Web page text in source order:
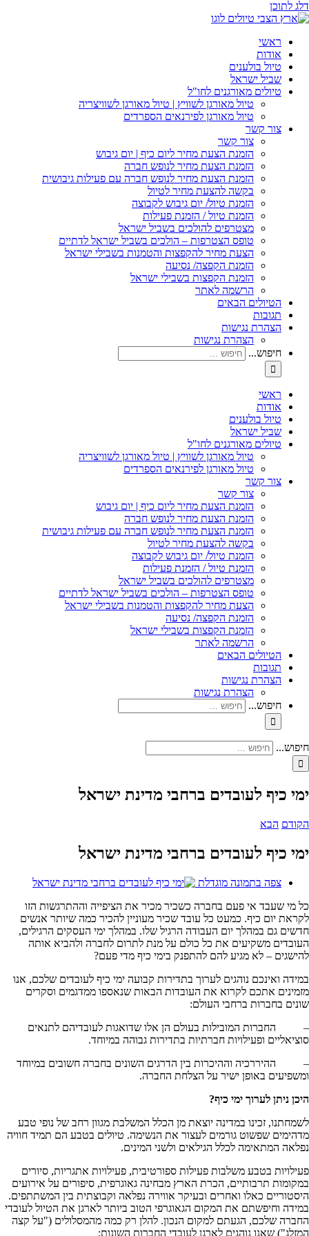
דלג לתוכן
ראשי
אודות
טיול בולענים
שביל ישראל
טיולים מאורגנים לחו"ל
טיול מאורגן לשוויץ | טיול מאורגן לשוויצריה
טיול מאורגן לפירנאים הספרדים
צור קשר
צור קשר
הזמנת הצעת מחיר ליום כיף | יום גיבוש
הזמנת הצעת מחיר לנופש חברה
הזמנת הצעת מחיר לנופש חברה עם פעילות גיבושית
בקשה להצעת מחיר לטיול
הזמנת טיול/ יום גיבוש לקבוצה
הזמנת טיול / הזמנת פעילות
מצטרפים להולכים בשביל ישראל
טופס הצטרפות – הולכים בשביל ישראל לדתיים
הצעת מחיר להקפצות והטמנות בשבילי ישראל
הזמנת הקפצה/ נסיעה
הזמנת הקפצות בשבילי ישראל
הרשמה לאתר
הטיולים הבאים
תגובות
הצהרת נגישות
הצהרת נגישות
חיפוש...
ראשי
אודות
טיול בולענים
שביל ישראל
טיולים מאורגנים לחו"ל
טיול מאורגן לשוויץ | טיול מאורגן לשוויצריה
טיול מאורגן לפירנאים הספרדים
צור קשר
צור קשר
הזמנת הצעת מחיר ליום כיף | יום גיבוש
הזמנת הצעת מחיר לנופש חברה
הזמנת הצעת מחיר לנופש חברה עם פעילות גיבושית
בקשה להצעת מחיר לטיול
הזמנת טיול/ יום גיבוש לקבוצה
הזמנת טיול / הזמנת פעילות
מצטרפים להולכים בשביל ישראל
טופס הצטרפות – הולכים בשביל ישראל לדתיים
הצעת מחיר להקפצות והטמנות בשבילי ישראל
הזמנת הקפצה/ נסיעה
הזמנת הקפצות בשבילי ישראל
הרשמה לאתר
הטיולים הבאים
תגובות
הצהרת נגישות
הצהרת נגישות
חיפוש...
חיפוש...
ימי כיף לעובדים ברחבי מדינת ישראל
הקודם הבא
ימי כיף לעובדים ברחבי מדינת ישראל
צפה בתמונה מוגדלת
כל מי שעבד אי פעם בחברה כשכיר מכיר את הציפייה וההתרגשות הזו
לקראת יום כיף. כמעט כל עובד שכיר מעוניין להכיר כמה שיותר אנשים
חדשים גם במהלך יום העבודה הרגיל שלו. במהלך ימי העסקים הרגילים,
העובדים משקיעים את כל כולם על מנת לתרום לחברה ולהביא אותה
להישגים – לא מגיע להם להתפנק בימי כיף מדי פעם?
במידה ואינכם נוהגים לערוך בתדירות קבועה ימי כיף לעובדים שלכם, אנו
מזמינים אתכם לקרוא את העובדות הבאות שנאספו ממדגמים וסקרים
שונים בחברות ברחבי העולם:
– החברות המובילות בעולם הן אלו שדואגות לעובדיהם לתנאים
סוציאליים ופעילויות חברתיות בתדירות גבוהה במיוחד.
– ההיררכיה וההיכרות בין הדרגים השונים בחברה חשובים במיוחד
ומשפיעים באופן ישיר על הצלחת החברה.
היכן ניתן לערוך ימי כיף?
לשמחתנו, זכינו במדינה יוצאת מן הכלל המשלבת מגוון רחב של נופי טבע
מדהימים שפשוט גורמים לעצור את הנשימה. טיולים בטבע הם תמיד חוויה
נפלאה המתאימה לכלל הגילאים ולשני המינים.
פעילויות בטבע משלבות פעילות ספורטיבית, פעילויות אתגריות, סיורים
במקומות תרבותיים, הכרת הארץ מבחינה גאוגרפית, סיפורים על אירועים
היסטוריים כאלו ואחרים ובעיקר אווירה נפלאה וקבוצתית בין המשתתפים.
במידה וחיפשתם את המקום הגאוגרפי הטוב ביותר לארגן את הטיול לעובדי
החברה שלכם, הגעתם למקום הנכון. להלן רק כמה מהמסלולים ("על קצה
המזלג") שאנו נוהגים לארגן לעובדי החברות השונות: